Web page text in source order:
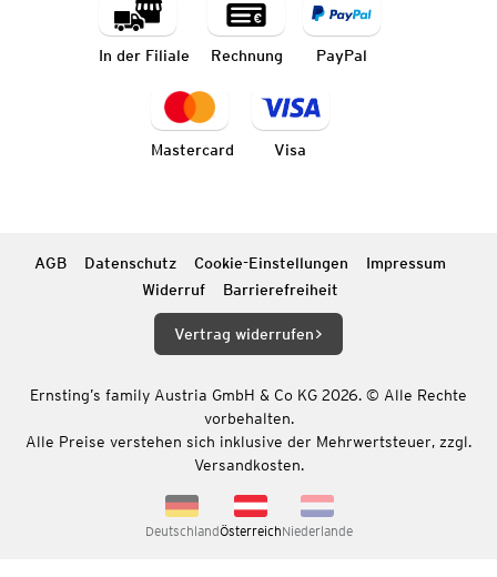
In der Filiale Rechnung PayPal
Mastercard Visa
AGB Datenschutz Cookie-Einstellungen
Impressum
Widerruf
Barrierefreiheit
Vertrag widerrufen
Ernsting’s family Austria GmbH & Co KG 2026. © Alle Rechte
vorbehalten.
Alle Preise verstehen sich inklusive der Mehrwertsteuer, zzgl.
Versandkosten.
DeutschlandÖsterreichNiederlande